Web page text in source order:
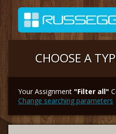
CHOOSE A
Your Assignment "Filter all"
Change searching parameters